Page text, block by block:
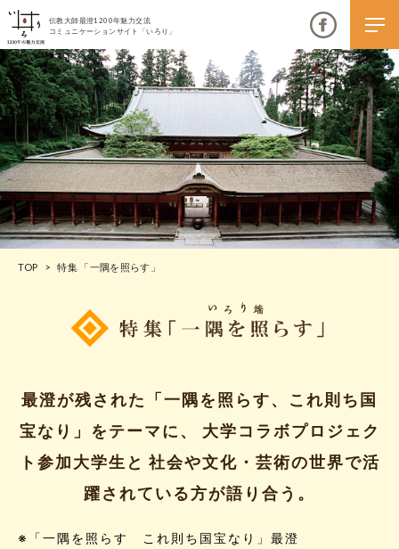
伝教大師最澄1200年魅力交流
コミュニケーションサイト「いろり」
伝教大師最澄1200年魅力交流
いろりとは
伝教大師最澄とは（デジタルパンフレット）
いろり端
特集「一隅を照らす」
探訪「1200年の魅力交流」
日本文化を探る
プレスアーカイブ
TOP > 特集 「一隅を照らす」
最澄が残された「一隅を照らす、これ則ち国
宝なり」をテーマに、
大学コラボプロジェク
ト参加大学生と 社会や文化・芸術の世界で活
躍されている方が語り合う。
※「一隅を照らす これ則ち国宝なり」最澄